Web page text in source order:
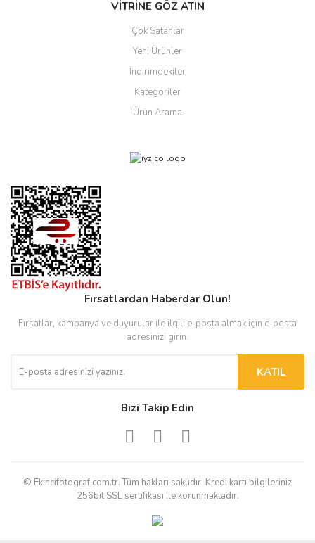
VİTRİNE GÖZ ATIN
Çok Satanlar
Yeni Ürünler
İndirimdekiler
Kategoriler
Ürün Arama
Fırsatlardan Haberdar Olun!
Fırsatlar, kampanya ve duyurular ile ilgili e-posta almak için e-posta
adresinizi girin.
KATIL
Bizi Takip Edin
© Ekincifotograf.com.tr. Tüm hakları saklıdır. Kredi kartı bilgileriniz
256bit SSL sertifikası ile korunmaktadır.